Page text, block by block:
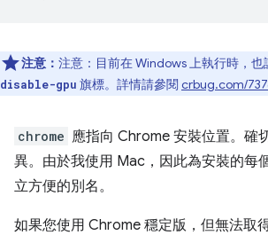
注意： 注意：目前在 Windows 上執行時，也
disable-gpu 旗標。詳情請參閱 crbug.com/
chrome 應指向 Chrome 安裝位置。確
異。由於我使用 Mac，因此為安裝的每
立方便的別名。
如果您使用 Chrome 穩定版，但無法取